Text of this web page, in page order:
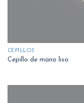
CEPILLOS
Cepillo de mano liso